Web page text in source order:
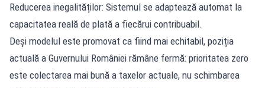
Reducerea inegalităților: Sistemul se adaptează automat la
capacitatea reală de plată a fiecărui contribuabil.
Deși modelul este promovat ca fiind mai echitabil, poziția
actuală a Guvernului României rămâne fermă: prioritatea zero
este colectarea mai bună a taxelor actuale, nu schimbarea